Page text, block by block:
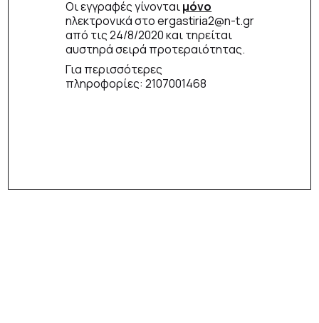
Οι εγγραφές γίνονταιμόνο
ηλεκτρονικά στο ergastiria2@n-t.gr
από τις 24/8/2020 και τηρείται
αυστηρά σειρά προτεραιότητας.
Για περισσότερες
πληροφορίες: 2107001468